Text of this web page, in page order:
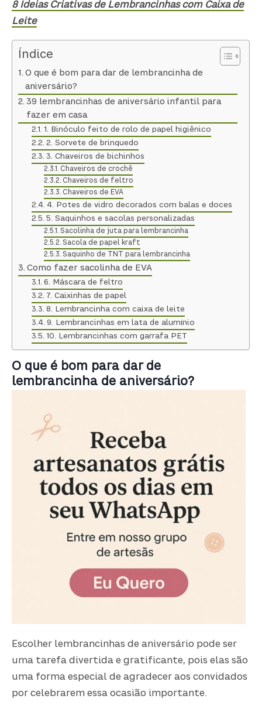
8 Ideias Criativas de Lembrancinhas com Caixa de
Leite
Índice
O que é bom para dar de lembrancinha de
aniversário?
39 lembrancinhas de aniversário infantil para
fazer em casa
1. Binóculo feito de rolo de papel higiênico
2. Sorvete de brinquedo
3. Chaveiros de bichinhos
Chaveiros de crochê
Chaveiros de feltro
Chaveiros de EVA
4. Potes de vidro decorados com balas e doces
5. Saquinhos e sacolas personalizadas
Sacolinha de juta para lembrancinha
Sacola de papel kraft
Saquinho de TNT para lembrancinha
Como fazer sacolinha de EVA
6. Máscara de feltro
7. Caixinhas de papel
8. Lembrancinha com caixa de leite
9. Lembrancinhas em lata de alumínio
10. Lembrancinhas com garrafa PET
O que é bom para dar de
lembrancinha de aniversário?
Escolher lembrancinhas de aniversário pode ser
uma tarefa divertida e gratificante, pois elas são
uma forma especial de agradecer aos convidados
por celebrarem essa ocasião importante.